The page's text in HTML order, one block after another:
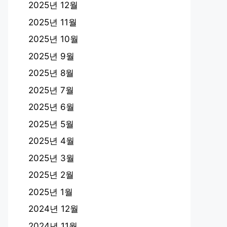
2025년 12월
2025년 11월
2025년 10월
2025년 9월
2025년 8월
2025년 7월
2025년 6월
2025년 5월
2025년 4월
2025년 3월
2025년 2월
2025년 1월
2024년 12월